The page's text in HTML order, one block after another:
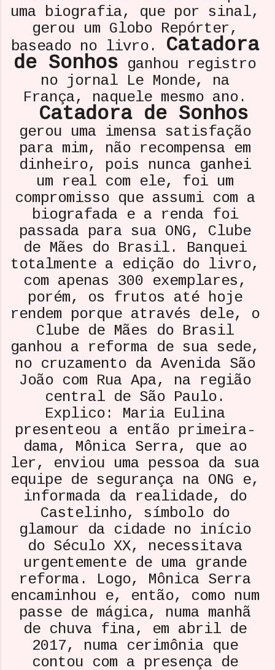
uma biografia, que por sinal,
gerou um Globo Repórter,
baseado no livro. Catadora
de Sonhos ganhou registro
no jornal Le Monde, na
França, naquele mesmo ano.
Catadora de Sonhos
gerou uma imensa satisfação
para mim, não recompensa em
dinheiro, pois nunca ganhei
um real com ele, foi um
compromisso que assumi com a
biografada e a renda foi
passada para sua ONG, Clube
de Mães do Brasil. Banquei
totalmente a edição do livro,
com apenas 300 exemplares,
porém, os frutos até hoje
rendem porque através dele, o
Clube de Mães do Brasil
ganhou a reforma de sua sede,
no cruzamento da Avenida São
João com Rua Apa, na região
central de São Paulo.
Explico: Maria Eulina
presenteou a então primeira-
dama, Mônica Serra, que ao
ler, enviou uma pessoa da sua
equipe de segurança na ONG e,
informada da realidade, do
Castelinho, símbolo do
glamour da cidade no início
do Século XX, necessitava
urgentemente de uma grande
reforma. Logo, Mônica Serra
encaminhou e, então, como num
passe de mágica, numa manhã
de chuva fina, em abril de
2017, numa cerimônia que
contou com a presença de